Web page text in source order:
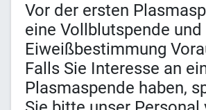
Vor der ersten
eine Vollblutspende und
Eiweißbestimmung
Falls Sie Interesse an
Plasmaspende haben,